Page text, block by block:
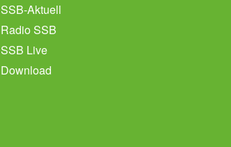
SSB-Aktuell
Radio SSB
SSB Live
Download